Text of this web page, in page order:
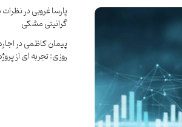
پارسا غروبیدرنظرات
گرانیتی مشکی
پیمان کاظمیدر
روزی: تجربه ای از